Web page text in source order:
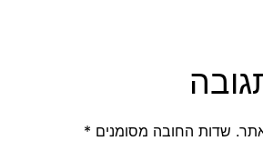
שדות החובה מסומנים *